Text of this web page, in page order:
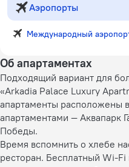
Аэропорты
Международный
Об апартаментах
Подходящий вариант для
«Arkadia Palace Luxury
апартаменты расположены
апартаментами — Аквапарк
Победы.
Время вспомнить о хлебе
ресторан. Бесплатный Wi-